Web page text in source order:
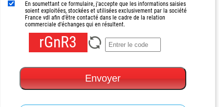
En soumettant ce formulaire, j'accepte que les informations saisies
soient exploitées, stockées et utilisées exclusivement par la société
France vdl afin d'être contacté dans le cadre de la relation
commerciale d'échanges qui en résultent.
rGnR3
Envoyer